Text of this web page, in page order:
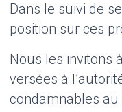
Dans le suivi de
position sur ces
Nous les invitons
versées à
condamnables au